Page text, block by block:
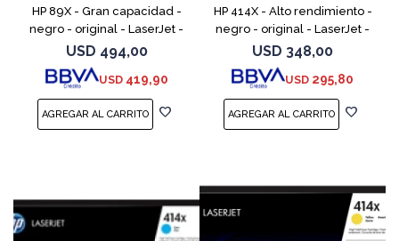
HP 89X - Gran capacidad -
negro - original - LaserJet -
cartucho de tóner (CF289X)
USD 494,00
USD 419,90
HP 414X - Alto rendimiento -
negro - original - LaserJet -
cartucho de tóner (W2020X) -
para Color LaserJet
Enterprise M455, MFP
USD 348,00
USD 295,80